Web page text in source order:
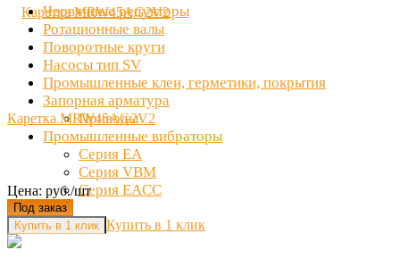
Червячные редукторы
Ротационные валы
Поворотные круги
Насосы тип SV
Промышленные клеи, герметики, покрытия
Запорная арматура
Приводы
Промышленные вибраторы
Серия EA
Серия VBM
Серия EACC
Каретка MRW45AG2V2
Цена: руб./шт
Под заказ
Купить в 1 клик